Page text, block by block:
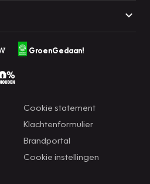
GroenGedaan!
Cookie statement
Klachtenformulier
Brandportal
Cookie instellingen